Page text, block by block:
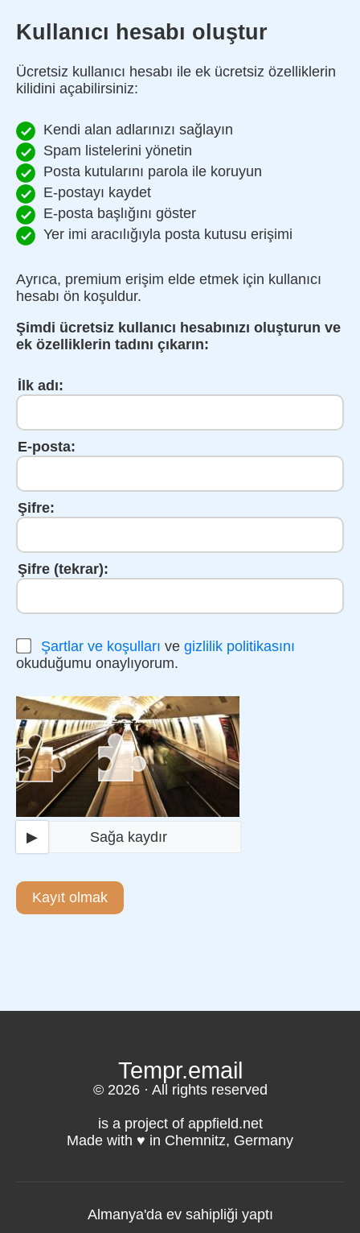
Kullanıcı hesabı oluştur
Ücretsiz kullanıcı hesabı ile ek ücretsiz özelliklerin
kilidini açabilirsiniz:
Kendi alan adlarınızı sağlayın
Spam listelerini yönetin
Posta kutularını parola ile koruyun
E-postayı kaydet
E-posta başlığını göster
Yer imi aracılığıyla posta kutusu erişimi
Ayrıca, premium erişim elde etmek için kullanıcı
hesabı ön koşuldur.
Şimdi ücretsiz kullanıcı hesabınızı oluşturun ve
ek özelliklerin tadını çıkarın:
İlk adı:
E-posta:
Şifre:
Şifre (tekrar):
Şartlar ve koşulları ve gizlilik politikasını
okuduğumu onaylıyorum.
▶ Sağa kaydır
Kayıt olmak
Tempr.email
© 2026 · All rights reserved
is a project of appfield.net
Made with ♥️ in Chemnitz, Germany
Almanya'da ev sahipliği yaptı